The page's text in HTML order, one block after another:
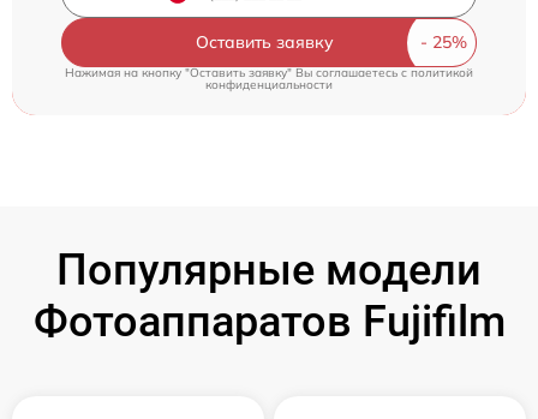
Оставить заявку
Нажимая на кнопку "Оставить заявку" Вы соглашаетесь c политикой
конфиденциальности
Популярные модели
Фотоаппаратов Fujifilm